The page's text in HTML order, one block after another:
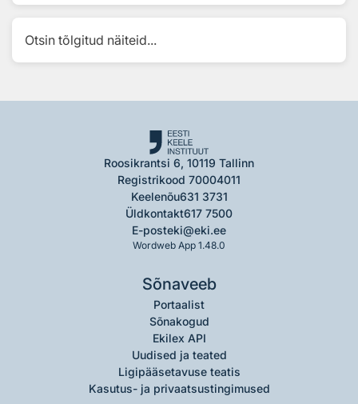
Otsin tõlgitud näiteid...
Roosikrantsi 6, 10119 Tallinn
Registrikood 70004011
Keelenõu631 3731
Üldkontakt617 7500
E-posteki@eki.ee
Wordweb App 1.48.0
Sõnaveeb
Portaalist
Sõnakogud
Ekilex API
Uudised ja teated
Ligipääsetavuse teatis
Kasutus- ja privaatsustingimused